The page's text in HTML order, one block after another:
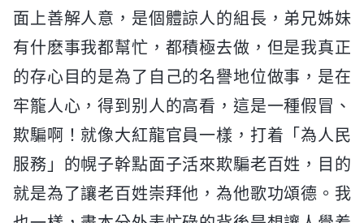
面上善解人意，是個體諒人的組長，弟兄姊妹
有什麽事我都幫忙，都積極去做，但是我真正
的存心目的是為了自己的名譽地位做事，是在
牢籠人心，得到别人的高看，這是一種假冒、
欺騙啊！就像大紅龍官員一樣，打着「為人民
服務」的幌子幹點面子活來欺騙老百姓，目的
就是為了讓老百姓崇拜他，為他歌功頌德。我